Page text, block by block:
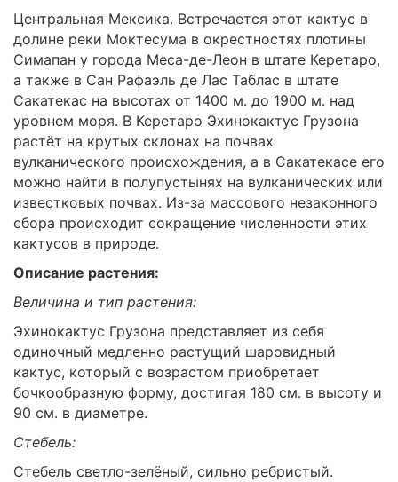
Центральная Мексика. Встречается этот кактус в
долине реки Моктесума в окрестностях плотины
Симапан у города Меса-де-Леон в штате Керетаро,
а также в Сан Рафаэль де Лас Таблас в штате
Сакатекас на высотах от 1400 м. до 1900 м. над
уровнем моря. В Керетаро Эхинокактус Грузона
растёт на крутых склонах на почвах
вулканического происхождения, а в Сакатекасе его
можно найти в полупустынях на вулканических или
известковых почвах. Из-за массового незаконного
сбора происходит сокращение численности этих
кактусов в природе.
Описание растения:
Величина и тип растения:
Эхинокактус Грузона представляет из себя
одиночный медленно растущий шаровидный
кактус, который с возрастом приобретает
бочкообразную форму, достигая 180 см. в высоту и
90 см. в диаметре.
Стебель:
Стебель светло-зелёный, сильно ребристый.